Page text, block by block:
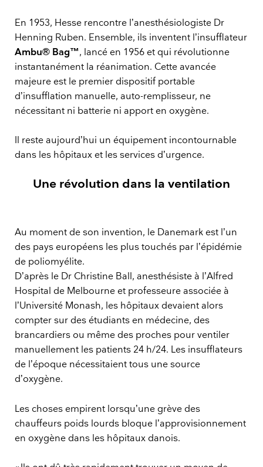
En 1953, Hesse rencontre l’anesthésiologiste Dr
Henning Ruben. Ensemble, ils inventent l’insufflateur
Ambu® Bag™, lancé en 1956 et qui révolutionne
instantanément la réanimation. Cette avancée
majeure est le premier dispositif portable
d’insufflation manuelle, auto-remplisseur, ne
nécessitant ni batterie ni apport en oxygène.
Il reste aujourd’hui un équipement incontournable
dans les hôpitaux et les services d’urgence.
Une révolution dans la ventilation
Au moment de son invention, le Danemark est l’un
des pays européens les plus touchés par l’épidémie
de poliomyélite.
D’après le Dr Christine Ball, anesthésiste à l’Alfred
Hospital de Melbourne et professeure associée à
l’Université Monash, les hôpitaux devaient alors
compter sur des étudiants en médecine, des
brancardiers ou même des proches pour ventiler
manuellement les patients 24 h/24. Les insufflateurs
de l’époque nécessitaient tous une source
d’oxygène.
Les choses empirent lorsqu’une grève des
chauffeurs poids lourds bloque l’approvisionnement
en oxygène dans les hôpitaux danois.